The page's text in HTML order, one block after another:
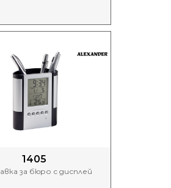
1405
за бюро с дисплей